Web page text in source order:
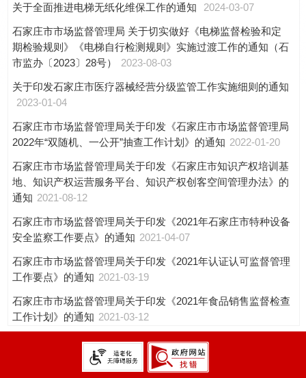
关于全面推进电梯无纸化维保工作的通知 2024-03-07
石家庄市市场监督管理局 关于切实做好《电梯监督检验和定
期检验规则》《电梯自行检测规则》实施过渡工作的通知（石
市监办〔2023〕28号）
2023-08-03
关于印发石家庄市医疗器械经营分级监管工作实施细则的通知
2023-01-04
石家庄市市场监督管理局关于印发《石家庄市市场监督管理局
2022年“双随机、一公开”抽查工作计划》的通知 2022-01-20
石家庄市市场监督管理局关于印发《石家庄市知识产权培训基
地、知识产权运营服务平台、知识产权创客空间管理办法》的
通知 2021-08-12
石家庄市市场监督管理局关于印发《2021年石家庄市特种设备
安全监察工作要点》的通知 2021-04-07
石家庄市市场监督管理局关于印发《2021年认证认可监督管理
工作要点》的通知 2021-03-19
石家庄市市场监督管理局关于印发《2021年食品销售监督检查
工作计划》的通知 2021-03-12